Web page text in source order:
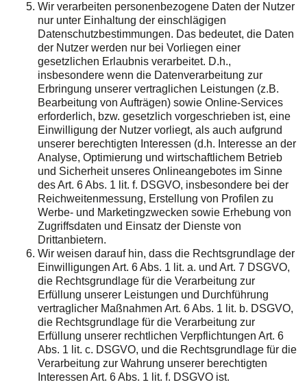
Wir verarbeiten personenbezogene Daten der Nutzer
nur unter Einhaltung der einschlägigen
Datenschutzbestimmungen. Das bedeutet, die Daten
der Nutzer werden nur bei Vorliegen einer
gesetzlichen Erlaubnis verarbeitet. D.h.,
insbesondere wenn die Datenverarbeitung zur
Erbringung unserer vertraglichen Leistungen (z.B.
Bearbeitung von Aufträgen) sowie Online-Services
erforderlich, bzw. gesetzlich vorgeschrieben ist, eine
Einwilligung der Nutzer vorliegt, als auch aufgrund
unserer berechtigten Interessen (d.h. Interesse an der
Analyse, Optimierung und wirtschaftlichem Betrieb
und Sicherheit unseres Onlineangebotes im Sinne
des Art. 6 Abs. 1 lit. f. DSGVO, insbesondere bei der
Reichweitenmessung, Erstellung von Profilen zu
Werbe- und Marketingzwecken sowie Erhebung von
Zugriffsdaten und Einsatz der Dienste von
Drittanbietern.
Wir weisen darauf hin, dass die Rechtsgrundlage der
Einwilligungen Art. 6 Abs. 1 lit. a. und Art. 7 DSGVO,
die Rechtsgrundlage für die Verarbeitung zur
Erfüllung unserer Leistungen und Durchführung
vertraglicher Maßnahmen Art. 6 Abs. 1 lit. b. DSGVO,
die Rechtsgrundlage für die Verarbeitung zur
Erfüllung unserer rechtlichen Verpflichtungen Art. 6
Abs. 1 lit. c. DSGVO, und die Rechtsgrundlage für die
Verarbeitung zur Wahrung unserer berechtigten
Interessen Art. 6 Abs. 1 lit. f. DSGVO ist.